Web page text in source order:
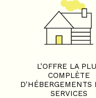
L'OFFRE LA
COMPLÈTE
D'HÉBERGEMENTS
SERVICES